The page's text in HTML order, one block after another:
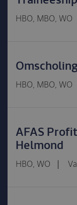
HBO, MBO, WO
HBO, MBO, WO
AFAS
Helmond
HBO, WO